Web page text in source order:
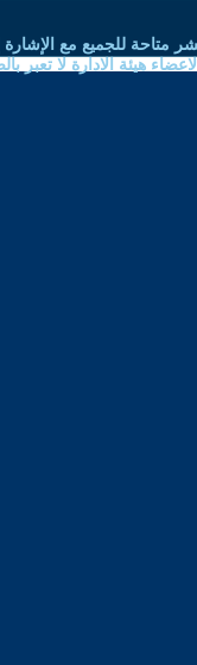
متاحة للجميع مع الإشارة
هيئة الادارة لا تعبر